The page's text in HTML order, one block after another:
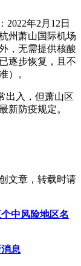
2022年2月12日
州萧山国际机场
，无需提供核酸
逐步恢复，且不
）。
出入，但萧山区
新防疫规定。
文章，转载时请
中风险地区名
息